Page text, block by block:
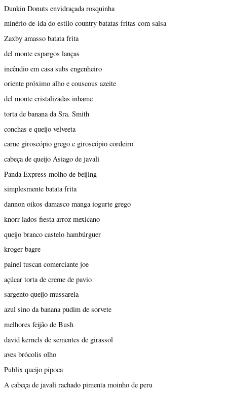
Dunkin Donuts envidraçada rosquinha
minério de-ida do estilo country batatas fritas com salsa
Zaxby amasso batata frita
del monte espargos lanças
incêndio em casa subs engenheiro
oriente próximo alho e couscous azeite
del monte cristalizadas inhame
torta de banana da Sra. Smith
conchas e queijo velveeta
carne giroscópio grego e giroscópio cordeiro
cabeça de queijo Asiago de javali
Panda Express molho de beijing
simplesmente batata frita
dannon oikos damasco manga iogurte grego
knorr lados fiesta arroz mexicano
queijo branco castelo hambúrguer
kroger bagre
painel tuscan comerciante joe
açúcar torta de creme de pavio
sargento queijo mussarela
azul sino da banana pudim de sorvete
melhores feijão de Bush
david kernels de sementes de girassol
aves brócolis olho
Publix queijo pipoca
A cabeça de javali rachado pimenta moinho de peru